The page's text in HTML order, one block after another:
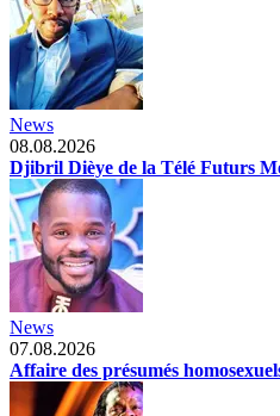
News
08.08.2026
Djibril Dièye de la Télé Futurs
News
07.08.2026
Affaire des présumés